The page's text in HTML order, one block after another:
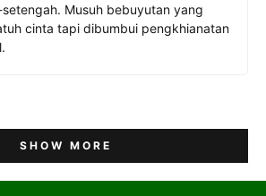
Musuh bebuyutan yang
cinta tapi dibumbui pengkhianatan
SHOW MORE